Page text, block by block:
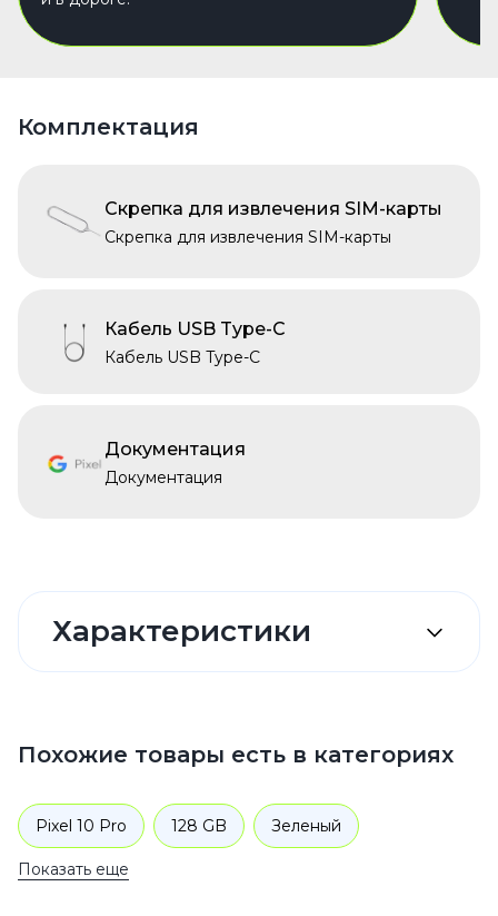
Комплектация
Скрепка для извлечения SIM-карты
Скрепка для извлечения SIM-карты
Кабель USB Type-C
Кабель USB Type-C
Документация
Документация
Характеристики
Похожие товары есть в категориях
Pixel 10 Pro 128 GB Зеленый
Показать еще